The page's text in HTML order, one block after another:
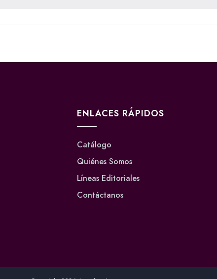
ENLACES RÁPIDOS
Catálogo
Quiénes Somos
Líneas Editoriales
Contáctanos